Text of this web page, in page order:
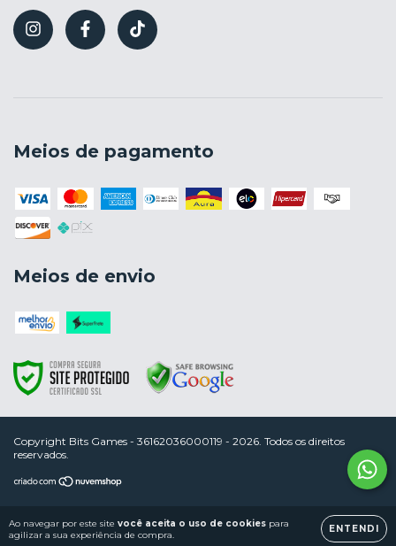
Ao navegar por este site você aceita o uso de cookies para
agilizar a sua experiência de compra.
ENTENDI
Meios de pagamento
Meios de envio
Copyright Bits Games - 36162036000119 - 2026. Todos os direitos
reservados.